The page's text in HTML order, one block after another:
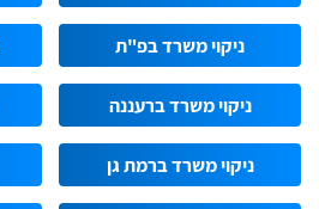
ניקוי משרד בפ"ת
ניקוי משרד ברעננה
ניקוי משרד ברמת גן